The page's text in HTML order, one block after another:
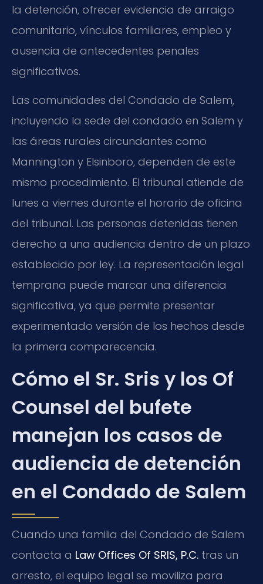
la detención, ofrecer evidencia de arraigo
comunitario, vínculos familiares, empleo y
ausencia de antecedentes penales
significativos.
Las comunidades del Condado de Salem,
incluyendo la sede del condado en Salem y
las áreas rurales circundantes como
Mannington y Elsinboro, dependen de este
mismo procedimiento. El tribunal atiende de
lunes a viernes durante el horario de oficina
del tribunal. Las personas detenidas tienen
derecho a una audiencia dentro de un plazo
establecido por ley. La representación legal
temprana puede marcar una diferencia
significativa, ya que permite presentar
experimentado versión de los hechos desde
la primera comparecencia.
Cómo el Sr. Sris y los Of
Counsel del bufete
manejan los casos de
audiencia de detención
en el Condado de Salem
Cuando una familia del Condado de Salem
contacta a Law Offices Of SRIS, P.C. tras un
arresto, el equipo legal se moviliza para